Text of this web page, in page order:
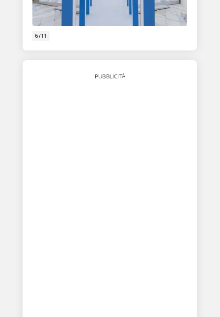
6/11
PUBBLICITÀ